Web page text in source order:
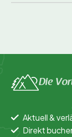
Die
Aktuell &
Direkt